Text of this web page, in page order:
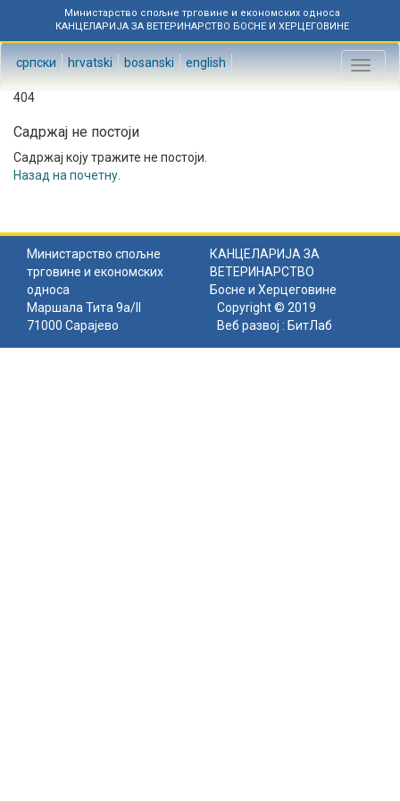
Министарство спољне трговине и економских односа
КАНЦЕЛАРИЈА ЗА ВЕТЕРИНАРСТВО БОСНЕ И ХЕРЦЕГОВИНЕ
српски hrvatski bosanski english
Toggle
404
Садржај не постоји
Садржај коју тражите не постоји.
Назад на почетну
Министарство спољне
трговине и економских
односа
КАНЦЕЛАРИЈА ЗА
ВЕТЕРИНАРСТВО
Босне и Херцеговине
Маршала Тита 9а/II
71000 Сарајево
Copyright © 2019
Веб развој : БитЛаб